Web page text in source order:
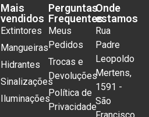
Mais
vendidos
Extintores
Mangueiras
Hidrantes
Sinalizações
Iluminações
Perguntas
Frequentes
Meus
Pedidos
Trocas e
Devoluções
Política de
Privacidade
Onde
estamos
Rua
Padre
Leopoldo
Mertens,
1591 -
São